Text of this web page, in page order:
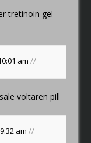
tretinoin gel
am//
voltaren pill
am//